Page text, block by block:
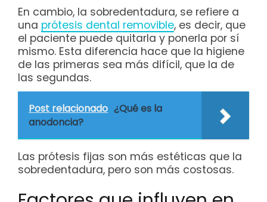
En cambio, la sobredentadura, se refiere a
una prótesis dental removible, es decir, que
el paciente puede quitarla y ponerla por sí
mismo. Esta diferencia hace que la higiene
de las primeras sea más difícil, que la de
las segundas.
Post relacionado ¿Qué es la
anodoncia?
Las prótesis fijas son más estéticas que la
sobredentadura, pero son más costosas.